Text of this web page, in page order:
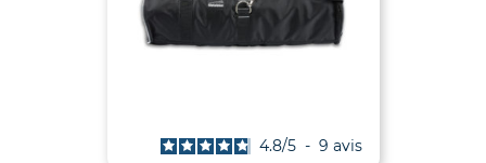
4.8/5 - 9 avis